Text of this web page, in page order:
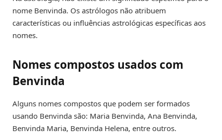
nome Benvinda. Os astrólogos não atribuem
características ou influências astrológicas específicas aos
nomes.
Nomes compostos usados com
Benvinda
Alguns nomes compostos que podem ser formados
usando Benvinda são: Maria Benvinda, Ana Benvinda,
Benvinda Maria, Benvinda Helena, entre outros.